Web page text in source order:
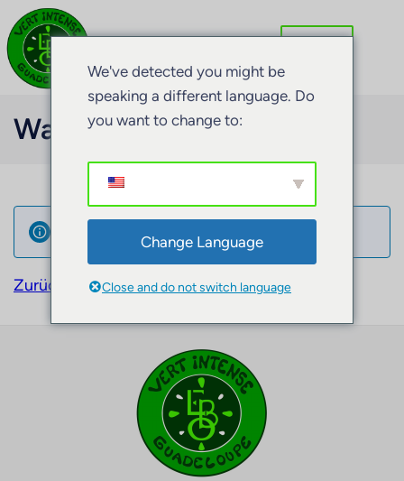
Warenkorb
Zurück zum Shop
We've detected you might be
speaking a different language. Do
you want to change to:
Change Language
Close and do not switch language